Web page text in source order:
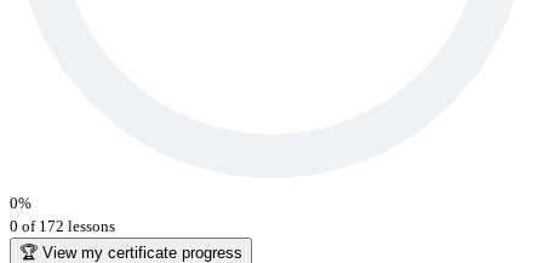
0%
0 of 172 lessons
🏆 View my certificate progress